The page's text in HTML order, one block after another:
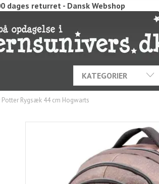
dages returret - Dansk Webshop
KATEGORIER
Potter Rygsæk 44 cm Hogwarts